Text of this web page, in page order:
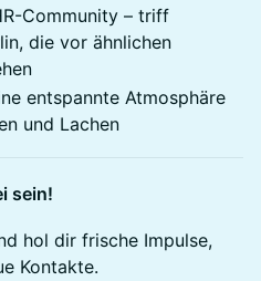
Community – triff
die vor ähnlichen
entspannte Atmosphäre
und Lachen
sein!
hol dir frische Impulse,
Kontakte.